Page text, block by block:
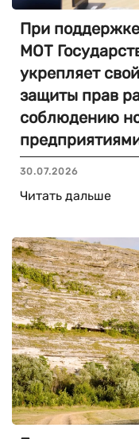
При
МОТ
укрепляет
защиты прав
соблюдению
30.07.2026
Читать дальше